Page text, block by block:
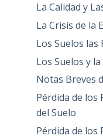
La Calidad y
La Crisis de la
Los Suelos las
Los Suelos y la
Notas Breves
Pérdida de los
del Suelo
Pérdida de los